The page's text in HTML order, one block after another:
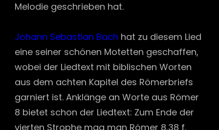
Melodie geschrieben hat.
Johann Sebastian Bach hat zu diesem Lied
eine seiner schönen Motetten geschaffen,
wobei der Liedtext mit biblischen Worten
aus dem achten Kapitel des Römerbriefs
garniert ist. Anklänge an Worte aus Römer
8 bietet schon der Liedtext: Zum Ende der
vierten Strophe mag man Römer 8,38 f.